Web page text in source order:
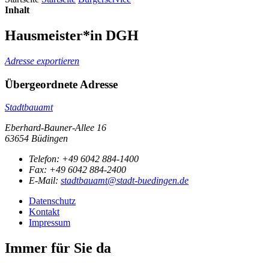
Inhalt
Hausmeister*in DGH
Adresse exportieren
Übergeordnete Adresse
Stadtbauamt
Eberhard-Bauner-Allee 16
63654 Büdingen
Telefon: +49 6042 884-1400
Fax: +49 6042 884-2400
E-Mail: stadtbauamt@stadt-buedingen.de
Datenschutz
Kontakt
Impressum
Immer für Sie da